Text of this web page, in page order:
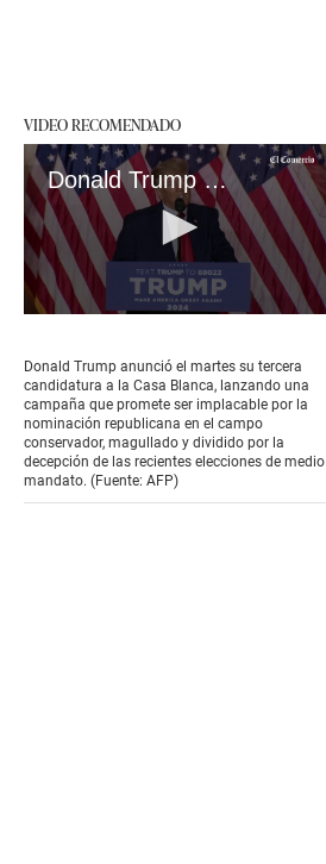
VIDEO RECOMENDADO
Donald Trump se lanza en la carrera por la Casa Blanca
of
2
minutes,
7
seconds
Donald Trump anunció el martes su tercera
candidatura a la Casa Blanca, lanzando una
campaña que promete ser implacable por la
nominación republicana en el campo
conservador, magullado y dividido por la
decepción de las recientes elecciones de medio
mandato. (Fuente: AFP)